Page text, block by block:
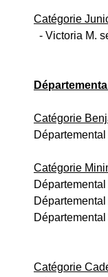
Catégorie
- Victoria M.
Catégorie
Catégorie
Catégorie